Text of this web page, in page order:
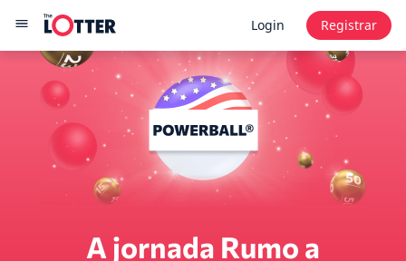
Login Registrar
A jornada Rumo a